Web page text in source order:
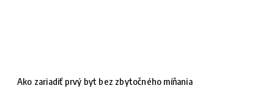
Ako zariadiť prvý byt bez zbytočného míňania